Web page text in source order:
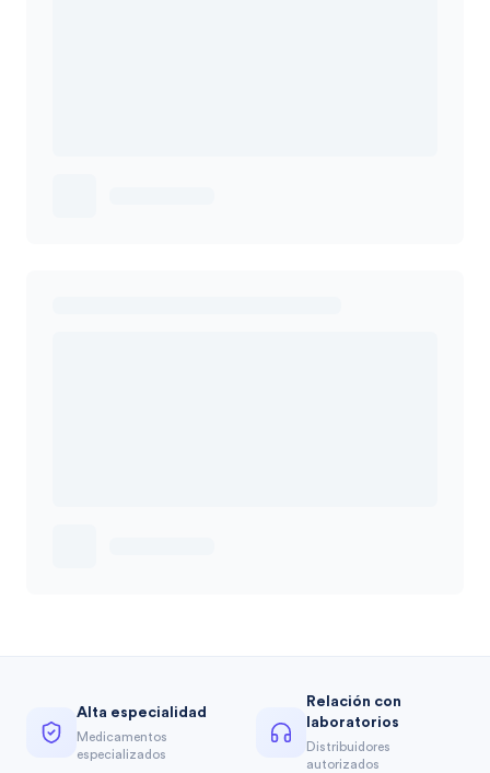
Alta especialidad
Medicamentos
especializados
Relación con
laboratorios
Distribuidores
autorizados